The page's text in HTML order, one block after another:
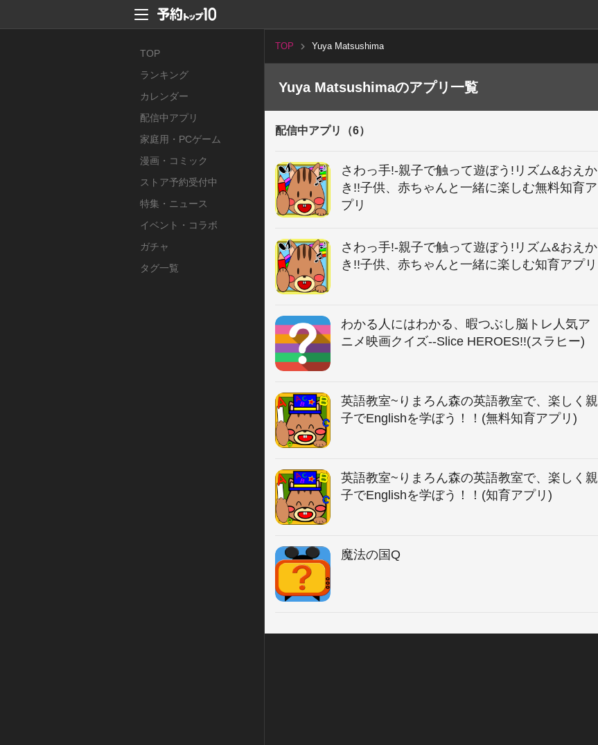
TOP
ランキング
カレンダー
配信中アプリ
家庭用・PCゲーム
漫画・コミック
ストア予約受付中
特集・ニュース
イベント・コラボ
ガチャ
タグ一覧
TOP Yuya Matsushima
Yuya Matsushimaのアプリ一覧
配信中アプリ（6）
さわっ手!-親子で触って遊ぼう!リズム&おえか
き!!子供、赤ちゃんと一緒に楽しむ無料知育ア
プリ
さわっ手!-親子で触って遊ぼう!リズム&おえか
き!!子供、赤ちゃんと一緒に楽しむ知育アプリ
わかる人にはわかる、暇つぶし脳トレ人気ア
ニメ映画クイズ--Slice HEROES!!(スラヒー)
英語教室~りまろん森の英語教室で、楽しく親
子でEnglishを学ぼう！！(無料知育アプリ)
英語教室~りまろん森の英語教室で、楽しく親
子でEnglishを学ぼう！！(知育アプリ)
魔法の国Q